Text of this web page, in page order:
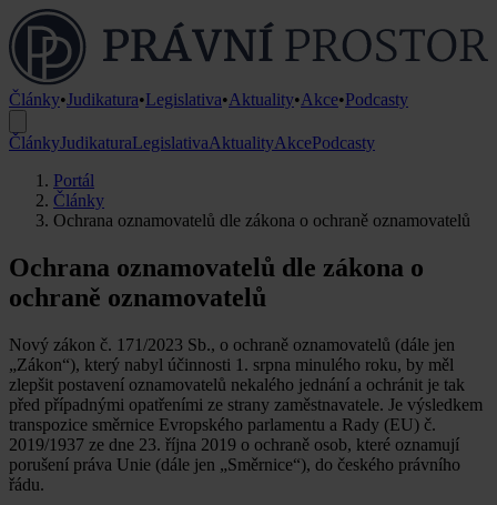
Články•Judikatura•Legislativa•Aktuality•Akce•Podcasty
ČlánkyJudikaturaLegislativaAktualityAkcePodcasty
Portál
Články
Ochrana oznamovatelů dle zákona o ochraně oznamovatelů
Ochrana oznamovatelů dle zákona o
ochraně oznamovatelů
Nový zákon č. 171/2023 Sb., o ochraně oznamovatelů (dále jen
„Zákon“), který nabyl účinnosti 1. srpna minulého roku, by měl
zlepšit postavení oznamovatelů nekalého jednání a ochránit je tak
před případnými opatřeními ze strany zaměstnavatele. Je výsledkem
transpozice směrnice Evropského parlamentu a Rady (EU) č.
2019/1937 ze dne 23. října 2019 o ochraně osob, které oznamují
porušení práva Unie (dále jen „Směrnice“), do českého právního
řádu.